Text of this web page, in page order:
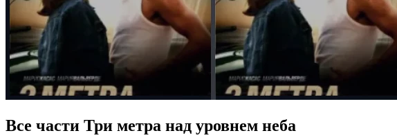
Все части Три метра над уровнем неба